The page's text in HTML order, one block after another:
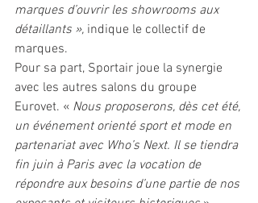
marques d’ouvrir les showrooms aux
détaillants », indique le collectif de
marques.
Pour sa part, Sportair joue la synergie
avec les autres salons du groupe
Eurovet. « Nous proposerons, dès cet été,
un événement orienté sport et mode en
partenariat avec Who’s Next. Il se tiendra
fin juin à Paris avec la vocation de
répondre aux besoins d’une partie de nos